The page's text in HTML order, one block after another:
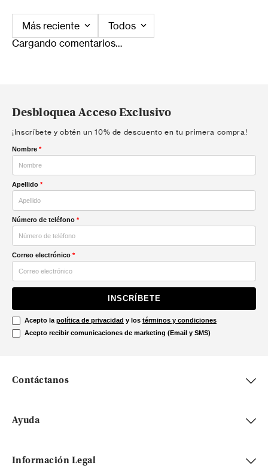
Más reciente
Todos
Cargando comentarios…
Desbloquea Acceso Exclusivo
¡Inscríbete y obtén un 10% de descuento en tu primera compra!
Nombre *
Apellido *
Número de teléfono *
Correo electrónico *
INSCRÍBETE
Acepto la política de privacidad y los términos y condiciones
Acepto recibir comunicaciones de marketing (Email y SMS)
Contáctanos
Ayuda
Información Legal